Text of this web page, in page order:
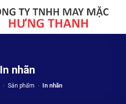
In nhãn
- Sản phẩm - In nhãn